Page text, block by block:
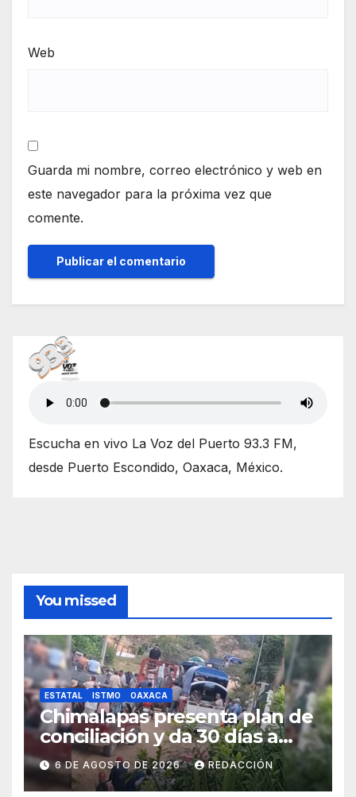
Web
Guarda mi nombre, correo electrónico y web en
este navegador para la próxima vez que
comente.
Escucha en vivo La Voz del Puerto 93.3 FM,
desde Puerto Escondido, Oaxaca, México.
You missed
ESTATAL ISTMO OAXACA
Chimalapas presenta plan de
conciliación y da 30 días a
ejidos chiapanecos para
definir situación territorial
6 DE AGOSTO DE 2026 REDACCIÓN